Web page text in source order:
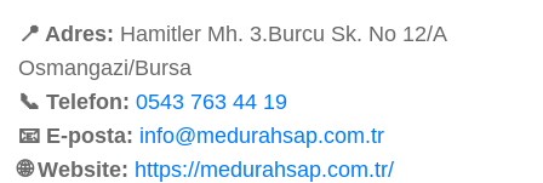
📍 Adres: Hamitler Mh. 3.Burcu Sk. No 12/A
Osmangazi/Bursa
📞 Telefon: 0543 763 44 19
📧 E-posta: info@medurahsap.com.tr
🌐 Website: https://medurahsap.com.tr/